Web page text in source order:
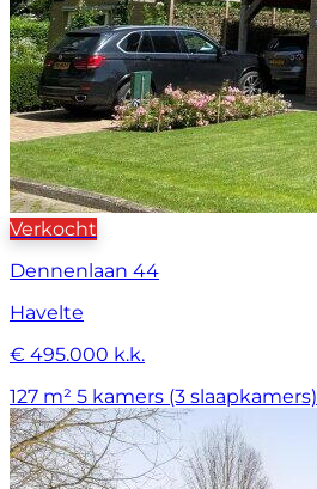
Verkocht
Dennenlaan 44
Havelte
€ 495.000 k.k.
127 m² 5 kamers (3 slaapkamers)